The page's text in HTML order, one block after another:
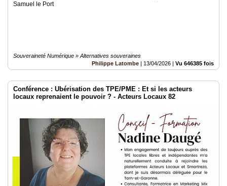
Samuel le Port
Souveraineté Numérique » Alternatives souveraines
Philippe Latombe | 13/04/2026 | Vu 646385 fois
Conférence : Ubérisation des TPE/PME : Et si les acteurs
locaux reprenaient le pouvoir ? - Acteurs Locaux 82